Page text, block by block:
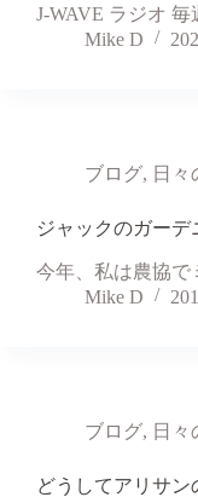
J-WAVE ラジオ
Mike D
ブログ, 日々
ジャックのガーデ
今年、私は農協
Mike D
ブログ, 日々
どうしてアリサ